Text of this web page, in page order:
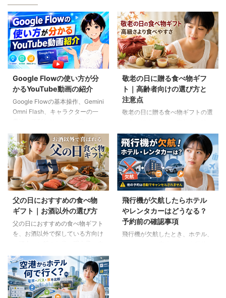
Google Flowの使い方が分
かるYouTube動画の紹介
Google Flowの基本操作、Gemini
Omni Flash、キャラクターの一
研究室の長編動画18本を、目的別
に分かりやすく紹介します。
敬老の日に贈る食べ物ギフ
ト｜高齢者向けの選び方と
注意点
敬老の日に贈る食べ物ギフトの選
力や好み、食事制限、保存方法に
配慮しながら、和菓子、スープ、
ご飯のお供、やわらか食などの候
補をわかりやすく解説します。
父の日におすすめの食べ物
ギフト｜お酒以外の選び方
父の日におすすめの食べ物ギフト
を、お酒以外で探している方向け
など、父の好みに合わせた選び方
と注意点を解説します。
飛行機が欠航したらホテル
やレンタカーはどうなる？
予約前の確認事項
飛行機が欠航したとき、ホテル、